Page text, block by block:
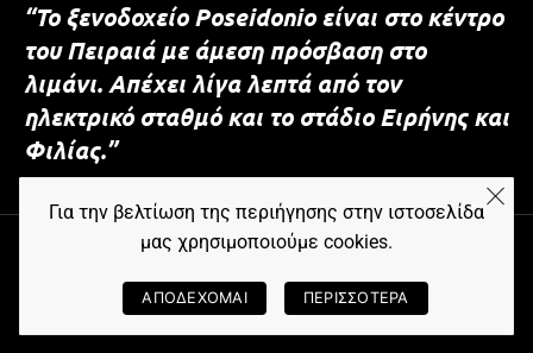
“Το ξενοδοχείο Poseidonio είναι στο κέντρο
του Πειραιά με άμεση πρόσβαση στο
λιμάνι. Απέχει λίγα λεπτά από τον
ηλεκτρικό σταθμό και το στάδιο Ειρήνης και
Φιλίας.”
Όροι Χρήσης
Πολιτική Απορρήτου Πολιτική Cookies
Για την βελτίωση της περιήγησης στην ιστοσελίδα
μας χρησιμοποιούμε cookies.
ΑΠΟΔΕΧΟΜΑΙ ΠΕΡΙΣΣΟΤΕΡΑ